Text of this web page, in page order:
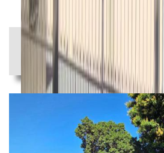
R$ 5.400.000,00
19.950,00 m²